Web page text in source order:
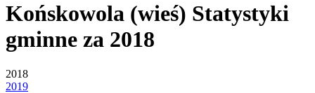
Końskowola (wieś) Statystyki
gminne za 2018
2018
2019